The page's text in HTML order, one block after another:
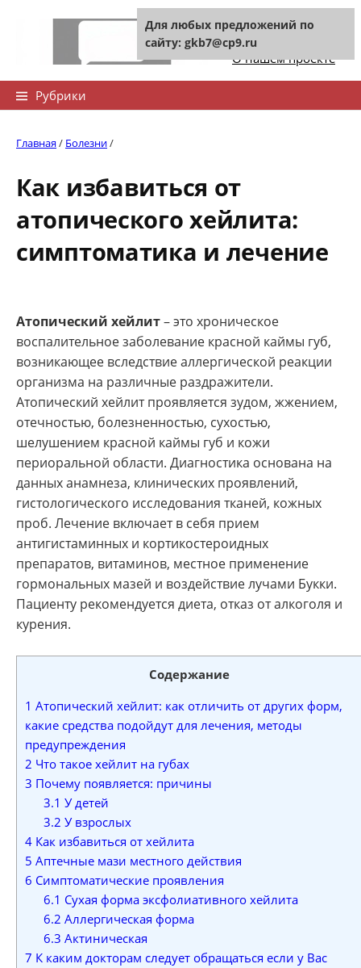
Контакты сайта
О нашем проекте
Рубрики
Главная/ Болезни/
Как избавиться от
атопического хейлита:
симптоматика и лечение
Атопический хейлит– это хроническое
воспалительное заболевание красной каймы губ,
возникающее вследствие аллергической реакции
организма на различные раздражители.
Атопический хейлит проявляется зудом, жжением,
отечностью, болезненностью, сухостью,
шелушением красной каймы губ и кожи
периоральной области. Диагностика основана на
данных анамнеза, клинических проявлений,
гистологического исследования тканей, кожных
проб. Лечение включает в себя прием
антигистаминных и кортикостероидных
препаратов, витаминов, местное применение
гормональных мазей и воздействие лучами Букки.
Пациенту рекомендуется диета, отказ от алкоголя и
курения.
Содержание
1 Атопический хейлит: как отличить от других форм,
какие средства подойдут для лечения, методы
предупреждения
2 Что такое хейлит на губах
3 Почему появляется: причины
3.1 У детей
3.2 У взрослых
4 Как избавиться от хейлита
5 Аптечные мази местного действия
6 Симптоматические проявления
6.1 Сухая форма эксфолиативного хейлита
6.2 Аллергическая форма
6.3 Актиническая
7 К каким докторам следует обращаться если у Вас
Для любых предложений по
сайту: gkb7@cp9.ru